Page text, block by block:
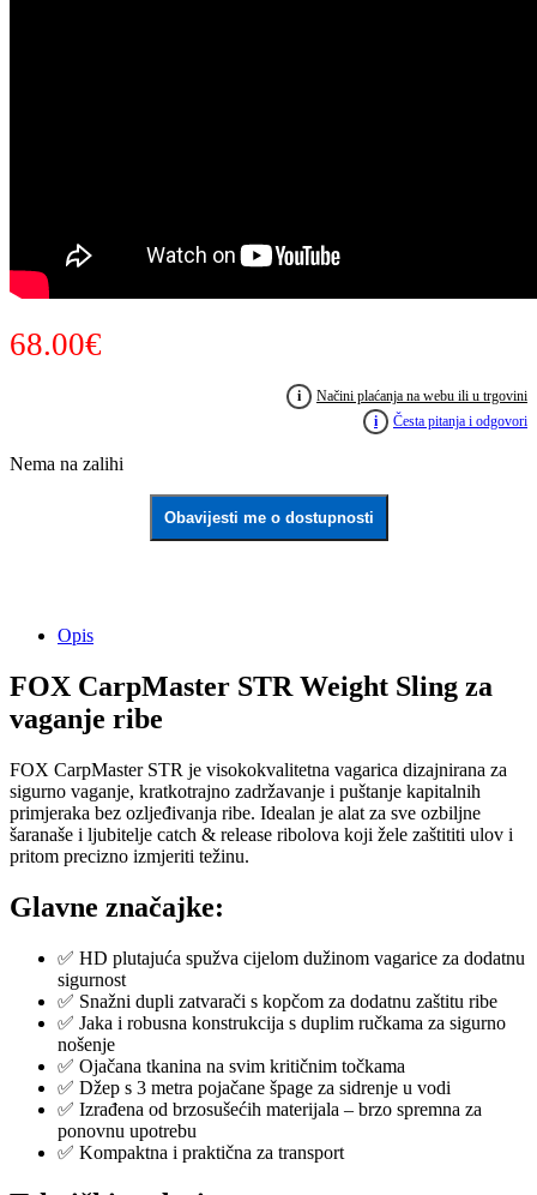
68.00€
i
Načini plaćanja na webu ili u trgovini
i
Česta pitanja i odgovori
Nema na zalihi
Obavijesti me o dostupnosti
Opis
FOX CarpMaster STR Weight Sling za
vaganje ribe
FOX CarpMaster STR je visokokvalitetna vagarica dizajnirana za
sigurno vaganje, kratkotrajno zadržavanje i puštanje kapitalnih
primjeraka bez ozljeđivanja ribe. Idealan je alat za sve ozbiljne
šaranaše i ljubitelje catch & release ribolova koji žele zaštititi ulov i
pritom precizno izmjeriti težinu.
Glavne značajke:
✅ HD plutajuća spužva cijelom dužinom vagarice za dodatnu
sigurnost
✅ Snažni dupli zatvarači s kopčom za dodatnu zaštitu ribe
✅ Jaka i robusna konstrukcija s duplim ručkama za sigurno
nošenje
✅ Ojačana tkanina na svim kritičnim točkama
✅ Džep s 3 metra pojačane špage za sidrenje u vodi
✅ Izrađena od brzosušećih materijala – brzo spremna za
ponovnu upotrebu
✅ Kompaktna i praktična za transport